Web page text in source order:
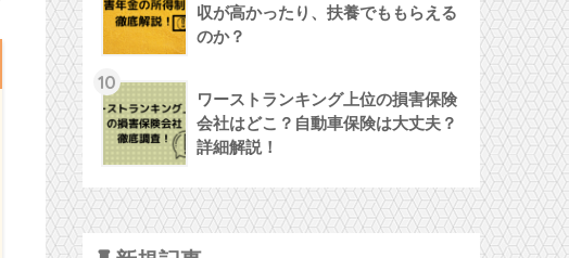
収が高かったり、扶養でももらえる
のか？
10
ワーストランキング上位の損害保険
会社はどこ？自動車保険は大丈夫？
詳細解説！